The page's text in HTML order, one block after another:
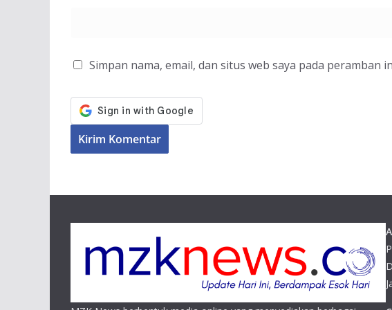
Simpan nama, email, dan situs web saya pada